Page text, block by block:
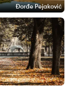
Đorđe Pejaković